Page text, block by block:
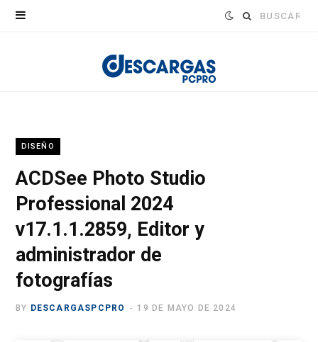
Buscar:
DISEÑO
ACDSee Photo Studio
Professional 2024
v17.1.1.2859, Editor y
administrador de
fotografías
BY DESCARGASPCPRO 19 DE MAYO DE 2024